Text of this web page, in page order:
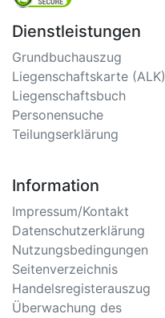
Dienstleistungen
Grundbuchauszug
Liegenschaftskarte (ALK)
Liegenschaftsbuch
Personensuche
Teilungserklärung
Information
Impressum/Kontakt
Datenschutzerklärung
Nutzungsbedingungen
Seitenverzeichnis
Handelsregisterauszug
Überwachung des